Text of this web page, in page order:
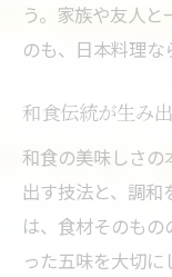
日本
五法
和食の
日本
ご家庭で
家庭
う。家族や友人
のも、日本料理な
和食伝統が生み
和食の美味しさの
出す技法と、調
は、食材そのも
った五味を大切